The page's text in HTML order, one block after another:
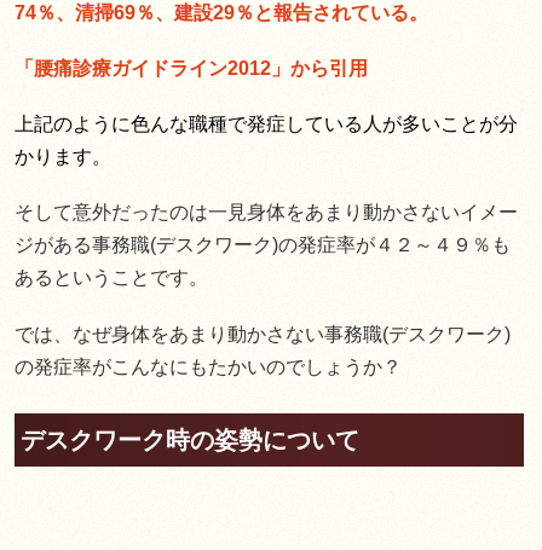
74％、清掃69％、建設29％と報告されている。
「腰痛診療ガイドライン2012」から引用
上記のように色んな職種で発症している人が多いことが分
かります。
そして意外だったのは一見身体をあまり動かさないイメー
ジがある事務職(デスクワーク)の発症率が４２～４９％も
あるということです。
では、なぜ身体をあまり動かさない事務職(デスクワーク)
の発症率がこんなにもたかいのでしょうか？
デスクワーク時の姿勢について